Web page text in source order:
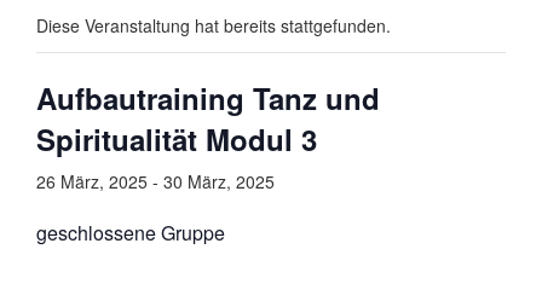
Diese Veranstaltung hat bereits stattgefunden.
Aufbautraining Tanz und
Spiritualität Modul 3
26 März, 2025 - 30 März, 2025
geschlossene Gruppe